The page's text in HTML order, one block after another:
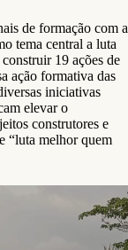
de formação com a
tema central a luta
19 ações de
ação formativa das
iniciativas
elevar o
construtores e
“luta melhor quem